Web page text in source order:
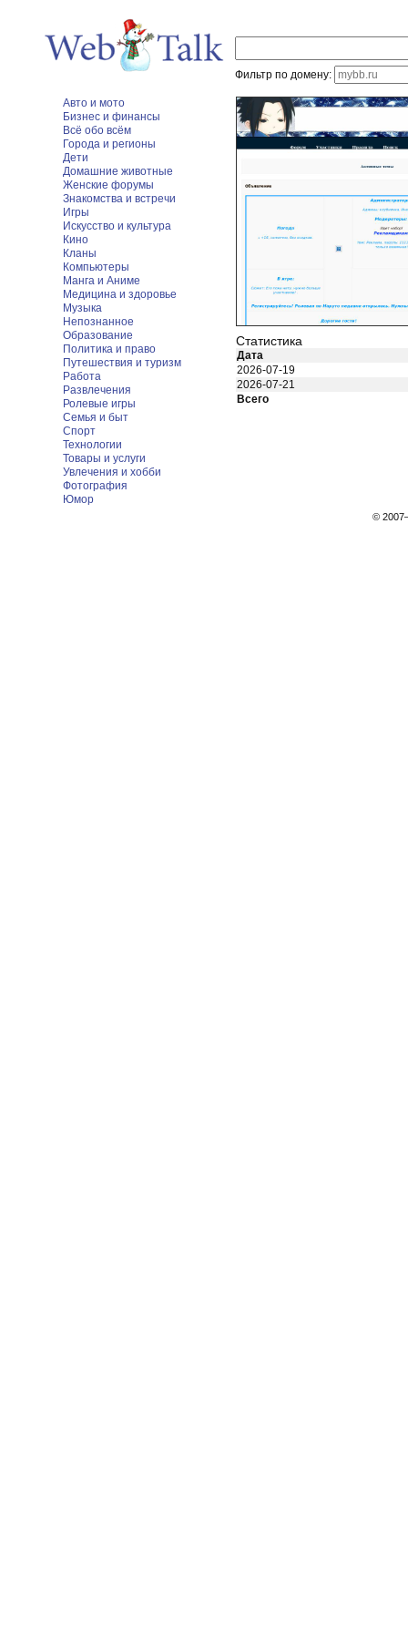
Фильтр по домену:
Авто и мото
Бизнес и финансы
Всё обо всём
Города и регионы
Дети
Домашние животные
Женские форумы
Знакомства и встречи
Игры
Искусство и культура
Кино
Кланы
Компьютеры
Манга и Аниме
Медицина и здоровье
Музыка
Непознанное
Образование
Политика и право
Путешествия и туризм
Работа
Развлечения
Ролевые игры
Семья и быт
Спорт
Технологии
Товары и услуги
Увлечения и хобби
Фотография
Юмор
Статистика
Дата
2026-07-19
2026-07-21
Всего
©